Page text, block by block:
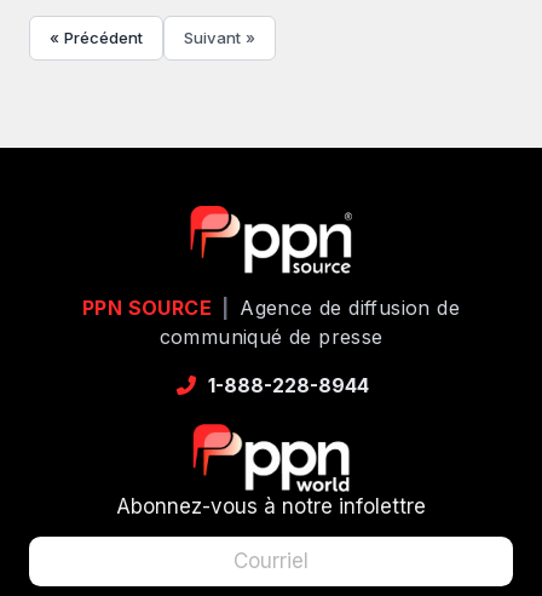
« Précédent Suivant »
PPN SOURCE
Agence de diffusion de
communiqué de presse
1-888-228-8944
Abonnez-vous à notre infolettre